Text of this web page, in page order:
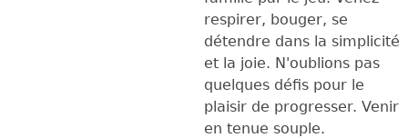
respirer, bouger, se
détendre dans la simplicité
et la joie. N'oublions pas
quelques défis pour le
plaisir de progresser. Venir
en tenue souple.